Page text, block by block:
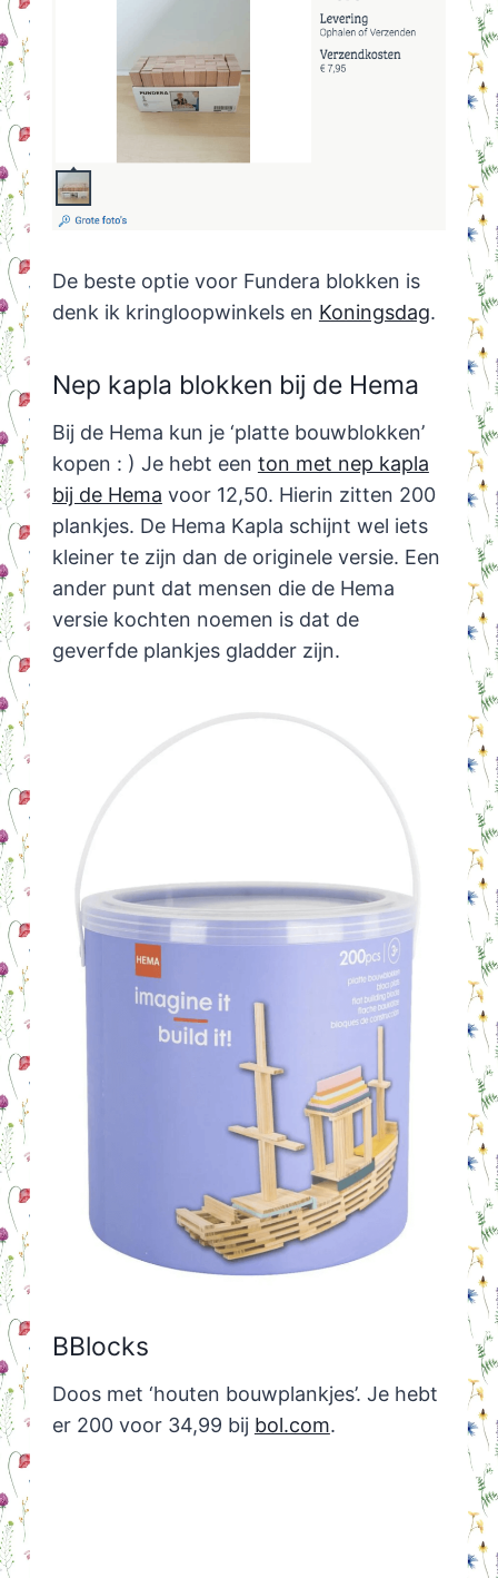
De beste optie voor Fundera blokken is
denk ik kringloopwinkels en Koningsdag.
Nep kapla blokken bij de Hema
Bij de Hema kun je ‘platte bouwblokken’
kopen : ) Je hebt een ton met nep kapla
bij de Hema voor 12,50. Hierin zitten 200
plankjes. De Hema Kapla schijnt wel iets
kleiner te zijn dan de originele versie. Een
ander punt dat mensen die de Hema
versie kochten noemen is dat de
geverfde plankjes gladder zijn.
BBlocks
Doos met ‘houten bouwplankjes’. Je hebt
er 200 voor 34,99 bij bol.com.